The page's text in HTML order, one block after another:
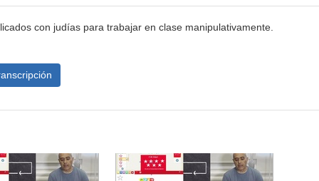
con judías para trabajar en clase manipulativamente.